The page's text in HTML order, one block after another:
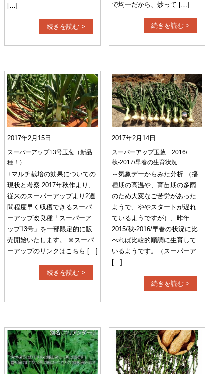
[…]
続きを読む >
で均一だから、炒って […]
続きを読む >
2017年2月15日
スーパーアップ13号玉葱（新品
種！）
+マルチ栽培の効果についての
現状と考察 2017年秋作より、
従来のスーパーアップより2週
間程度早く収穫できるスーパ
ーアップ改良種「スーパーア
ップ13号」を一部限定的に販
売開始いたします。 ※スーパ
ーアップのリンクはこちら […]
続きを読む >
2017年2月14日
スーパーアップ玉葱 2016/
秋-2017/早春の生育状況
～気象デーからみた分析 （播
種期の高温や、育苗期の多雨
のため大変なご苦労があった
ようで、ややスタートが遅れ
ているようですが）、昨年
2015/秋-2016/早春の状況に比
べれば比較的順調に生育して
いるようです。（スーパーア
[…]
続きを読む >